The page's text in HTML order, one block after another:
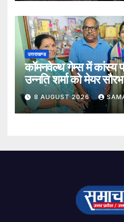
उत्तराखण्ड
कॉमनवेल्थ गेम्स में कांस्य
उन्नति शर्मा को मेयर
सम्मानित
8 AUGUST 2026